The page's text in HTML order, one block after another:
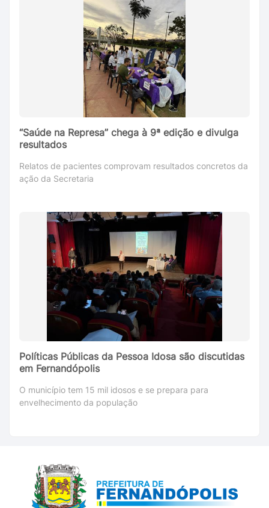
“Saúde na Represa” chega à 9ª edição e divulga
resultados
Relatos de pacientes comprovam resultados concretos da
ação da Secretaria
Políticas Públicas da Pessoa Idosa são discutidas
em Fernandópolis
O município tem 15 mil idosos e se prepara para
envelhecimento da população